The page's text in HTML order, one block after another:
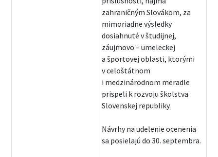
zahraničným Slovákom, za
mimoriadne výsledky
dosiahnuté v študijnej,
záujmovo – umeleckej
a športovej oblasti, ktorými
v celoštátnom
i medzinárodnom meradle
prispeli k rozvoju školstva
Slovenskej republiky.
Návrhy na udelenie ocenenia
sa posielajú do 30. septembra.